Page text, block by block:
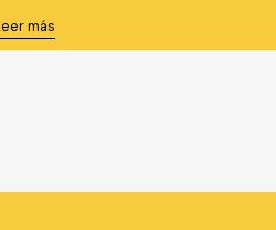
más
114)
(1/128''-0.05